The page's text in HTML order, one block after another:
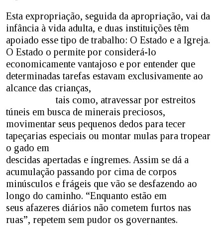
Esta expropriação, seguida da apropriação, vai da
infância à vida adulta, e duas instituições têm
apoiado esse tipo de trabalho: O Estado e a Igreja.
O Estado o permite por considerá-lo
economicamente vantajoso e por entender que
determinadas tarefas estavam exclusivamente ao
alcance das crianças,
tais como, atravessar por estreitos
túneis em busca de minerais preciosos,
movimentar seus pequenos dedos para tecer
tapeçarias especiais ou montar mulas para tropear
o gado em
descidas apertadas e íngremes. Assim se dá a
acumulação passando por cima de corpos
minúsculos e frágeis que vão se desfazendo ao
longo do caminho. “Enquanto estão em
seus afazeres diários não cometem furtos nas
ruas”, repetem sem pudor os governantes.